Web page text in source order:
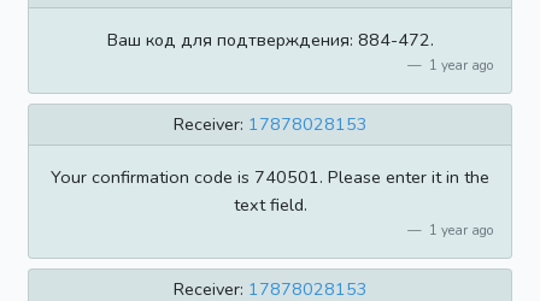
Ваш код для подтверждения: 884-472.
1 year ago
Receiver: 17878028153
Your confirmation code is 740501. Please enter it in the
text field.
1 year ago
Receiver: 17878028153